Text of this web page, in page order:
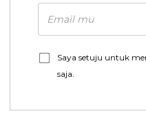
Saya setuju untuk
saja.